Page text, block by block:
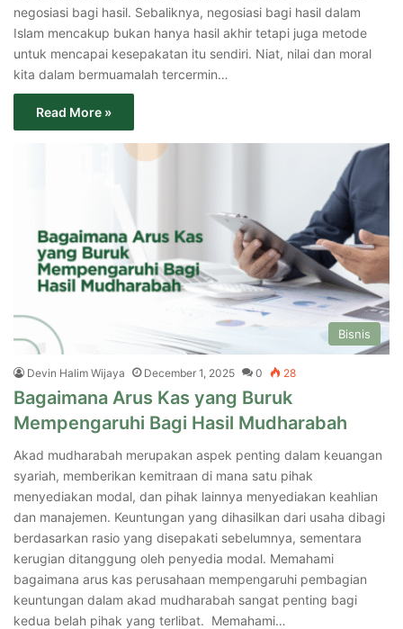
negosiasi bagi hasil. Sebaliknya, negosiasi bagi hasil dalam
Islam mencakup bukan hanya hasil akhir tetapi juga metode
untuk mencapai kesepakatan itu sendiri. Niat, nilai dan moral
kita dalam bermuamalah tercermin…
Read More »
Bisnis
Devin Halim Wijaya December 1, 2025 0 28
Bagaimana Arus Kas yang Buruk
Mempengaruhi Bagi Hasil Mudharabah
Akad mudharabah merupakan aspek penting dalam keuangan
syariah, memberikan kemitraan di mana satu pihak
menyediakan modal, dan pihak lainnya menyediakan keahlian
dan manajemen. Keuntungan yang dihasilkan dari usaha dibagi
berdasarkan rasio yang disepakati sebelumnya, sementara
kerugian ditanggung oleh penyedia modal. Memahami
bagaimana arus kas perusahaan mempengaruhi pembagian
keuntungan dalam akad mudharabah sangat penting bagi
kedua belah pihak yang terlibat. Memahami…